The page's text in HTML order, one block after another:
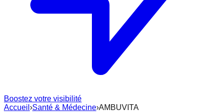
Boostez votre visibilité
Accueil ›Santé & Médecine›AMBUVITA